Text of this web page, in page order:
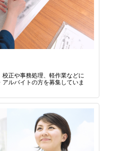
正や事務処理、軽作業などに
ルバイトの方を募集していま